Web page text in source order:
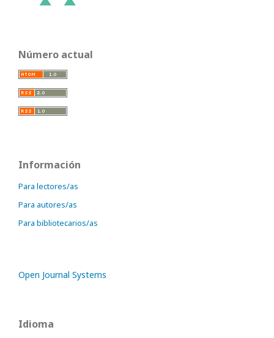
Número actual
Información
Para lectores/as
Para autores/as
Para bibliotecarios/as
Open Journal Systems
Idioma